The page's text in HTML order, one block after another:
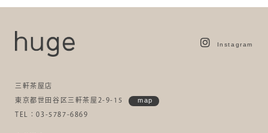
Instagram
三軒茶屋店
東京都世田谷区三軒茶屋2-9-15 map
TEL：03-5787-6869